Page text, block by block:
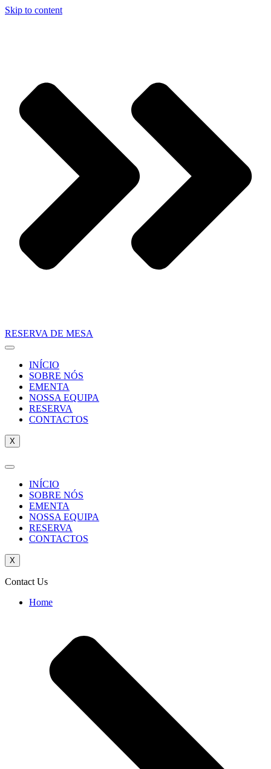
Skip to content
RESERVA DE MESA
INÍCIO
SOBRE NÓS
EMENTA
NOSSA EQUIPA
RESERVA
CONTACTOS
X
INÍCIO
SOBRE NÓS
EMENTA
NOSSA EQUIPA
RESERVA
CONTACTOS
X
Contact Us
Home